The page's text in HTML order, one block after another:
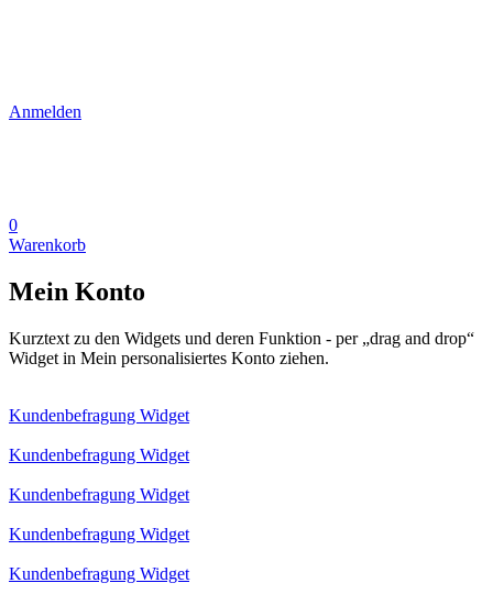
Anmelden
0
Warenkorb
Mein Konto
Kurztext zu den Widgets und deren Funktion - per „drag and drop“
Widget in Mein personalisiertes Konto ziehen.
Kundenbefragung Widget
Kundenbefragung Widget
Kundenbefragung Widget
Kundenbefragung Widget
Kundenbefragung Widget